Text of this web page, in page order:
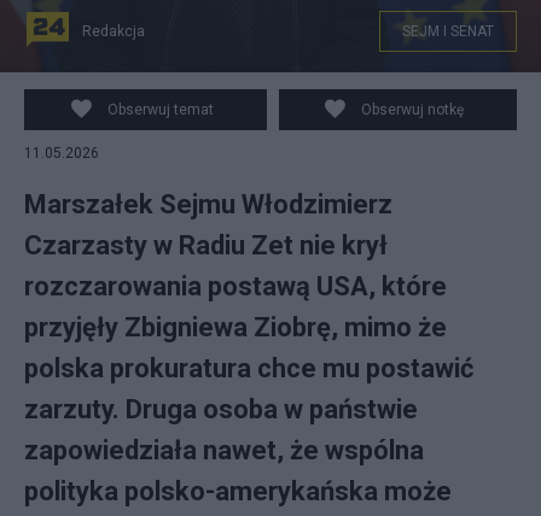
Redakcja SEJM I SENAT
Obserwuj temat Obserwuj notkę
11.05.2026
Marszałek Sejmu Włodzimierz
Czarzasty w Radiu Zet nie krył
rozczarowania postawą USA, które
przyjęły Zbigniewa Ziobrę, mimo że
polska prokuratura chce mu postawić
zarzuty. Druga osoba w państwie
zapowiedziała nawet, że wspólna
polityka polsko-amerykańska może